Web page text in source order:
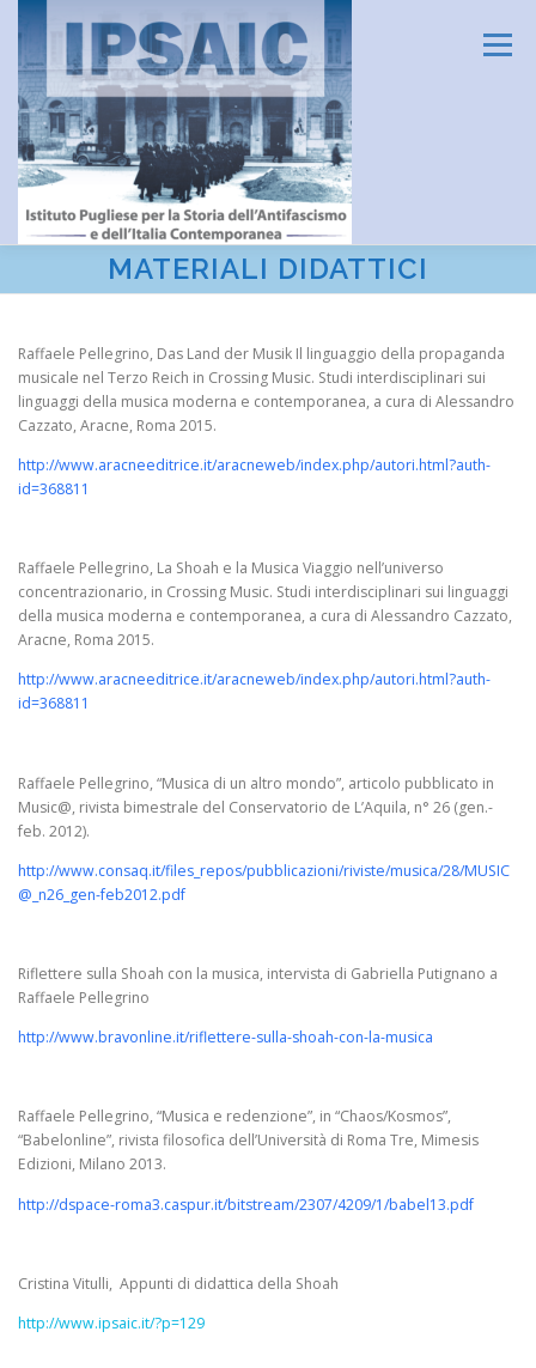
Passa
Menu
HOME L’ISTITUTO DIDATTICA E FORMAZIONE
RICERCA CENTRO DOCUMENTAZIONE
AMMINISTRAZIONE TRASPARENTE CONTATTI
MATERIALI DIDATTICI
Raffaele Pellegrino, Das Land der Musik Il linguaggio della propaganda
musicale nel Terzo Reich in Crossing Music. Studi interdisciplinari sui
linguaggi della musica moderna e contemporanea, a cura di Alessandro
Cazzato, Aracne, Roma 2015.
http://www.aracneeditrice.it/aracneweb/index.php/autori.html?auth-
id=368811
Raffaele Pellegrino, La Shoah e la Musica Viaggio nell’universo
concentrazionario, in Crossing Music. Studi interdisciplinari sui linguaggi
della musica moderna e contemporanea, a cura di Alessandro Cazzato,
Aracne, Roma 2015.
http://www.aracneeditrice.it/aracneweb/index.php/autori.html?auth-
id=368811
Raffaele Pellegrino, “Musica di un altro mondo”, articolo pubblicato in
Music@, rivista bimestrale del Conservatorio de L’Aquila, n° 26 (gen.-
feb. 2012).
http://www.consaq.it/files_repos/pubblicazioni/riviste/musica/28/MUSIC
@_n26_gen-feb2012.pdf
Riflettere sulla Shoah con la musica, intervista di Gabriella Putignano a
Raffaele Pellegrino
http://www.bravonline.it/riflettere-sulla-shoah-con-la-musica
Raffaele Pellegrino, “Musica e redenzione”, in “Chaos/Kosmos”,
“Babelonline”, rivista filosofica dell’Università di Roma Tre, Mimesis
Edizioni, Milano 2013.
http://dspace-roma3.caspur.it/bitstream/2307/4209/1/babel13.pdf
Cristina Vitulli, Appunti di didattica della Shoah
http://www.ipsaic.it/?p=129